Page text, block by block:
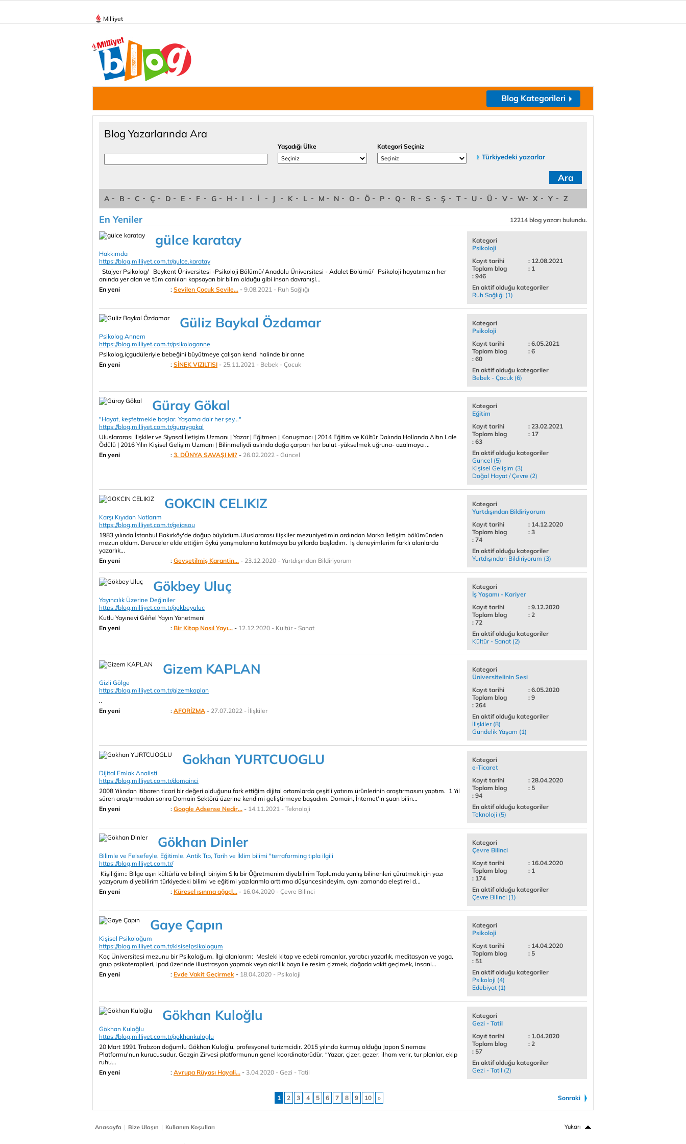
Milliyet
Blog Kategorileri
Blog Yazarlarında Ara
Yaşadığı Ülke Kategori Seçiniz
Türkiyedeki yazarlar
A B C Ç D E F G H I İ J K L M N O Ö P Q R S Ş T U Ü V W X Y Z
En Yeniler 12214 blog yazarı bulundu.
gülce karatay
Hakkımda
https://blog.milliyet.com.tr/gulce.karatay
Stajyer Psikolog/ Beykent Üniversitesi -Psikoloji Bölümü/ Anadolu Üniversitesi - Adalet Bölümü/ Psikoloji hayatımızın her
anında yer alan ve tüm canlıları kapsayan bir bilim olduğu gibi insan davranışl...
En yeni
: Sevilen Çocuk Sevile... - 9.08.2021 - Ruh Sağlığı
Kategori
Psikoloji
Kayıt tarihi
: 12.08.2021
Toplam blog
: 1
: 946
En aktif olduğu kategoriler
Ruh Sağlığı (1)
Güliz Baykal Özdamar
Psikolog Annem
https://blog.milliyet.com.tr/psikologanne
Psikolog,içgüdüleriyle bebeğini büyütmeye çalışan kendi halinde bir anne
En yeni
: SİNEK VIZILTISI - 25.11.2021 - Bebek - Çocuk
Kategori
Psikoloji
Kayıt tarihi
: 6.05.2021
Toplam blog
: 6
: 60
En aktif olduğu kategoriler
Bebek - Çocuk (6)
Güray Gökal
"Hayat, keşfetmekle başlar. Yaşama dair her şey..."
https://blog.milliyet.com.tr/guraygokal
Uluslararası İlişkiler ve Siyasal İletişim Uzmanı | Yazar | Eğitmen | Konuşmacı | 2014 Eğitim ve Kültür Dalında Hollanda Altın Lale
Ödülü | 2016 Yılın Kişisel Gelişim Uzmanı | Bilinmeliydi aslında dağa çarpan her bulut -yükselmek uğruna- azalmaya ...
En yeni
: 3. DÜNYA SAVAŞI MI? - 26.02.2022 - Güncel
Kategori
Eğitim
Kayıt tarihi
: 23.02.2021
Toplam blog
: 17
: 63
En aktif olduğu kategoriler
Güncel (5)
Kişisel Gelişim (3)
Doğal Hayat / Çevre (2)
GOKCIN CELIKIZ
Karşı Kıyıdan Notlarım
https://blog.milliyet.com.tr/geiasou
1983 yılında İstanbul Bakırköy'de doğup büyüdüm.Uluslararası ilişkiler mezuniyetimin ardından Marka İletişim bölümünden
mezun oldum. Dereceler elde ettiğim öykü yarışmalarına katılmaya bu yıllarda başladım. İş deneyimlerim farklı alanlarda
yazarlık...
En yeni
: Gevşetilmiş Karantin... - 23.12.2020 - Yurtdışından Bildiriyorum
Kategori
Yurtdışından Bildiriyorum
Kayıt tarihi
: 14.12.2020
Toplam blog
: 3
: 74
En aktif olduğu kategoriler
Yurtdışından Bildiriyorum (3)
Gökbey Uluç
Yayıncılık Üzerine Değiniler
https://blog.milliyet.com.tr/gokbeyuluc
Kutlu Yayınevi Géñel Yayın Yönetmeni
En yeni
: Bir Kitap Nasıl Yayı... - 12.12.2020 - Kültür - Sanat
Kategori
İş Yaşamı - Kariyer
Kayıt tarihi
: 9.12.2020
Toplam blog
: 2
: 72
En aktif olduğu kategoriler
Kültür - Sanat (2)
Gizem KAPLAN
Gizli Gölge
https://blog.milliyet.com.tr/gizemkaplan
..
En yeni
: AFORİZMA - 27.07.2022 - İlişkiler
Kategori
Üniversitelinin Sesi
Kayıt tarihi
: 6.05.2020
Toplam blog
: 9
: 264
En aktif olduğu kategoriler
İlişkiler (8)
Gündelik Yaşam (1)
Gokhan YURTCUOGLU
Dijital Emlak Analisti
https://blog.milliyet.com.tr/domainci
2008 Yılından itibaren ticari bir değeri olduğunu fark ettiğim dijital ortamlarda çeşitli yatırım ürünlerinin araştırmasını yaptım. 1 Yıl
süren araştırmadan sonra Domain Sektörü üzerine kendimi geliştirmeye başadım. Domain, İnternet'in şuan bilin...
En yeni
: Google Adsense Nedir... - 14.11.2021 - Teknoloji
Kategori
e-Ticaret
Kayıt tarihi
: 28.04.2020
Toplam blog
: 5
: 94
En aktif olduğu kategoriler
Teknoloji (5)
Gökhan Dinler
Bilimle ve Felsefeyle, Eğitimle, Antik Tıp, Tarih ve İklim bilimi "terraforming tıpla ilgili
https://blog.milliyet.com.tr/
Kişiliğim:: Bilge aşırı kültürlü ve bilinçli biriyim Sıkı bir Öğretmenim diyebilirim Toplumda yanlış bilinenleri çürütmek için yazı
yazıyorum diyebilirim türkiyedeki bilimi ve eğitimi yazılarımla arttırma düşüncesindeyim, aynı zamanda eleştirel d...
En yeni
: Küresel ısınma ağaçl... - 16.04.2020 - Çevre Bilinci
Kategori
Çevre Bilinci
Kayıt tarihi
: 16.04.2020
Toplam blog
: 1
: 174
En aktif olduğu kategoriler
Çevre Bilinci (1)
Gaye Çapın
Kişisel Psikoloğum
https://blog.milliyet.com.tr/kisiselpsikologum
Koç Üniversitesi mezunu bir Psikoloğum. İlgi alanlarım: Mesleki kitap ve edebi romanlar, yaratıcı yazarlık, meditasyon ve yoga,
grup psikoterapileri, ipad üzerinde illustrasyon yapmak veya akrilik boya ile resim çizmek, doğada vakit geçimek, insanl...
En yeni
: Evde Vakit Geçirmek - 18.04.2020 - Psikoloji
Kategori
Psikoloji
Kayıt tarihi
: 14.04.2020
Toplam blog
: 5
: 51
En aktif olduğu kategoriler
Psikoloji (4)
Edebiyat (1)
Gökhan Kuloğlu
Gökhan Kuloğlu
https://blog.milliyet.com.tr/gokhankuloglu
20 Mart 1991 Trabzon doğumlu Gökhan Kuloğlu, profesyonel turizmcidir. 2015 yılında kurmuş olduğu Japon Sineması
Platformu'nun kurucusudur. Gezgin Zirvesi platformunun genel koordinatörüdür. “Yazar, çizer, gezer, ilham verir, tur planlar, ekip
ruhu...
En yeni
: Avrupa Rüyası Hayali... - 3.04.2020 - Gezi - Tatil
Kategori
Gezi - Tatil
Kayıt tarihi
: 1.04.2020
Toplam blog
: 2
: 57
En aktif olduğu kategoriler
Gezi - Tatil (2)
Sonraki
1 2 3 4 5 6 7 8 9 10 »
Anasayfa | Bize Ulaşın | Kullanım Koşulları Yukarı